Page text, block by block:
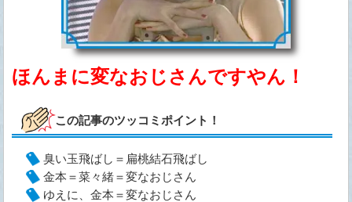
ほんまに変なおじさんですやん！
この記事のツッコミポイント！
臭い玉飛ばし＝扁桃結石飛ばし
金本＝菜々緒＝変なおじさん
ゆえに、金本＝変なおじさん